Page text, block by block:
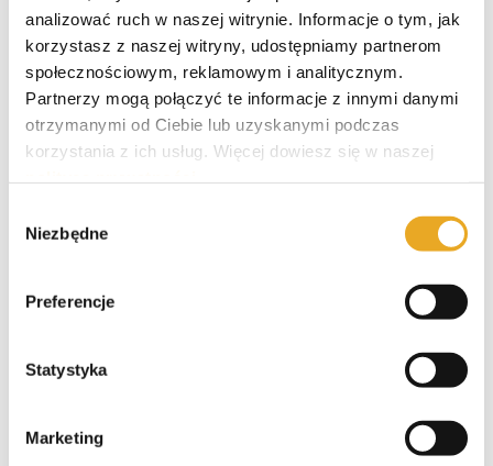
analizować ruch w naszej witrynie. Informacje o tym, jak
korzystasz z naszej witryny, udostępniamy partnerom
społecznościowym, reklamowym i analitycznym.
Partnerzy mogą połączyć te informacje z innymi danymi
otrzymanymi od Ciebie lub uzyskanymi podczas
korzystania z ich usług. Więcej dowiesz się w naszej
zgody
Niezbędne
Preferencje
Statystyka
Marketing
Polecane pożyczki
SzybkoPozycz – opinie i recenzja